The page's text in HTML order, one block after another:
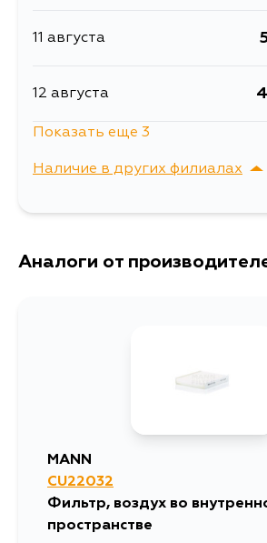
Расширенное описание
Фильтр
Camry/
Prius/
Товарная группа
11 августа
12 августа
31 августа
Показать еще 3
Наличие в других филиалах
г. Владивосток,
Аналоги от
MANN
CU22032
Фильтр, воздух во
пространстве